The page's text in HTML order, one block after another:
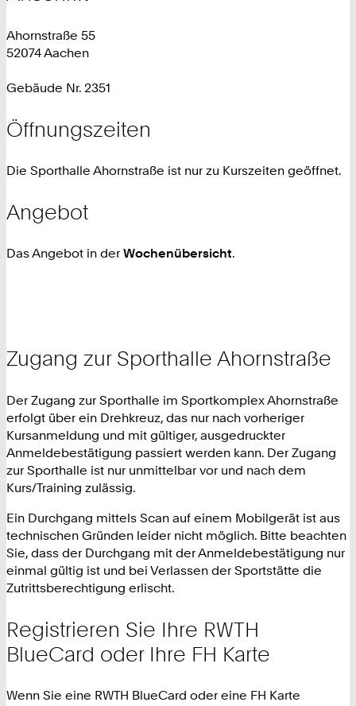
Ahornstraße 55
52074 Aachen
Gebäude Nr. 2351
Öffnungszeiten
Die Sporthalle Ahornstraße ist nur zu Kurszeiten geöffnet.
Angebot
Das Angebot in der Wochenübersicht.
Zugang zur Sporthalle Ahornstraße
Der Zugang zur Sporthalle im Sportkomplex Ahornstraße
erfolgt über ein Drehkreuz, das nur nach vorheriger
Kursanmeldung und mit gültiger, ausgedruckter
Anmeldebestätigung passiert werden kann. Der Zugang
zur Sporthalle ist nur unmittelbar vor und nach dem
Kurs/Training zulässig.
Ein Durchgang mittels Scan auf einem Mobilgerät ist aus
technischen Gründen leider nicht möglich. Bitte beachten
Sie, dass der Durchgang mit der Anmeldebestätigung nur
einmal gültig ist und bei Verlassen der Sportstätte die
Zutrittsberechtigung erlischt.
Registrieren Sie Ihre RWTH
BlueCard oder Ihre FH Karte
Wenn Sie eine RWTH BlueCard oder eine FH Karte